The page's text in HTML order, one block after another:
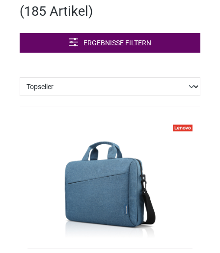
(185 Artikel )
ERGEBNISSE FILTERN